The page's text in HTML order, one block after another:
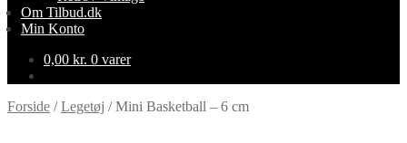
Om Tilbud.dk
Min Konto
0,00 kr. 0 varer
Forside /Legetøj /Mini Basketball – 6 cm